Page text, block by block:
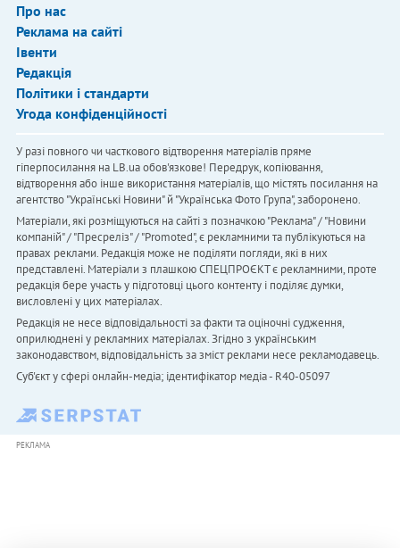
Про нас
Реклама на сайті
Івенти
Редакція
Політики і стандарти
Угода конфіденційності
У разі повного чи часткового відтворення матеріалів пряме
гіперпосилання на LB.ua обов'язкове! Передрук, копіювання,
відтворення або інше використання матеріалів, що містять посилання на
агентство "Українськi Новини" й "Українська Фото Група", заборонено.
Матеріали, які розміщуються на сайті з позначкою "Реклама" / "Новини
компаній" / "Пресреліз" / "Promoted", є рекламними та публікуються на
правах реклами. Редакція може не поділяти погляди, які в них
представлені. Матеріали з плашкою СПЕЦПРОЄКТ є рекламними, проте
редакція бере участь у підготовці цього контенту і поділяє думки,
висловлені у цих матеріалах.
Редакція не несе відповідальності за факти та оціночні судження,
оприлюднені у рекламних матеріалах. Згідно з українським
законодавством, відповідальність за зміст реклами несе рекламодавець.
Cуб'єкт у сфері онлайн-медіа; ідентифікатор медіа - R40-05097
РЕКЛАМА